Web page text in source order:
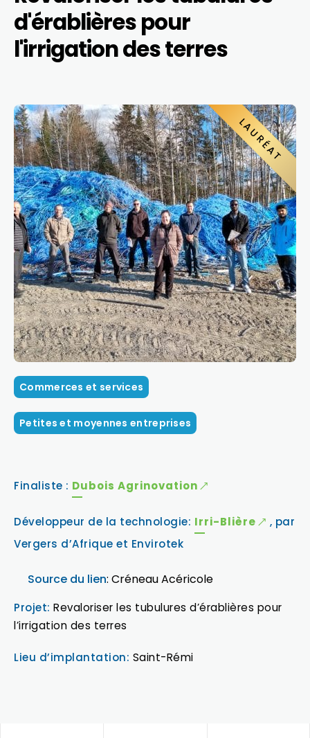
d'érablières pour
l'irrigation des terres
LAURÉAT
Commerces et services
Petites et moyennes entreprises
Finaliste : Dubois Agrinovation
Développeur de la technologie: Irri-Blière
, par
Vergers d’Afrique et Envirotek
Source du lien: Créneau Acéricole
Projet: Revaloriser les tubulures d’érablières pour
l’irrigation des terres
Lieu d’implantation: Saint-Rémi